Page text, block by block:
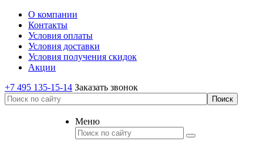
О компании
Контакты
Условия оплаты
Условия доставки
Условия получения скидок
Акции
+7 495 135-15-14 Заказать звонок
Меню